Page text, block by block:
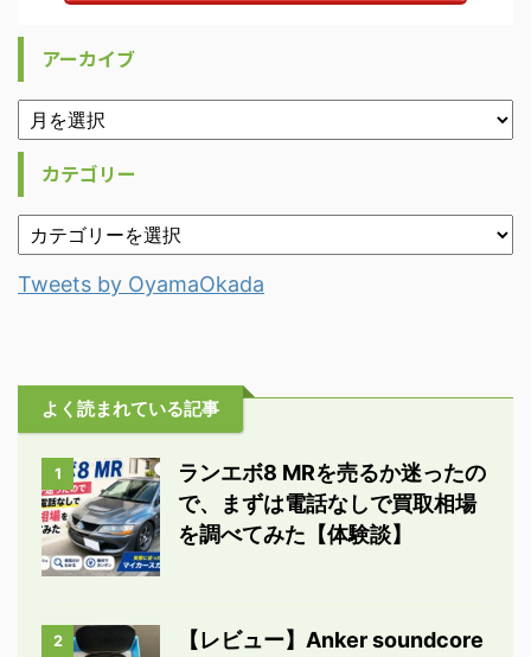
アーカイブ
カテゴリー
Tweets by OyamaOkada
よく読まれている記事
1
ランエボ8 MRを売るか迷ったの
で、まずは電話なしで買取相場
を調べてみた【体験談】
2
【レビュー】Anker soundcore